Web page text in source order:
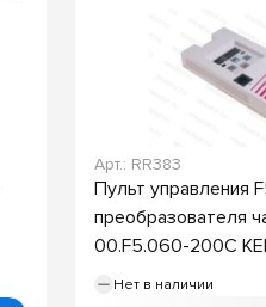
Арт.: RR383
Пульт управления
преобразователя
00.F5.060-200C
Нет в наличии